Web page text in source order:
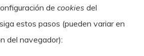
de cookies del
estos pasos (pueden variar en
del navegador):